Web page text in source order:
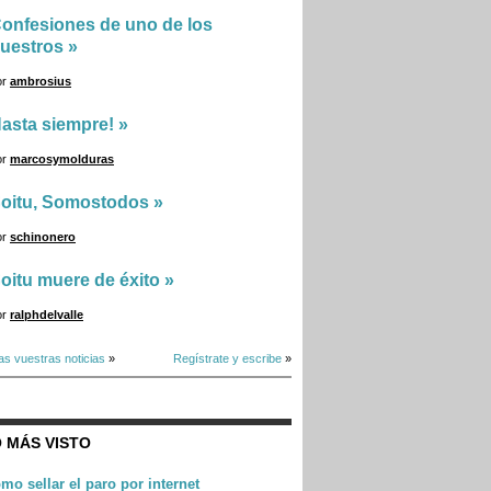
de uno de los
»
ambrosius
siempre! »
marcosymolduras
Somostodos »
schinonero
muere de éxito »
ralphdelvalle
vuestras noticias » Regístrate y escribe »
MÁS VISTO
sellar el paro por internet